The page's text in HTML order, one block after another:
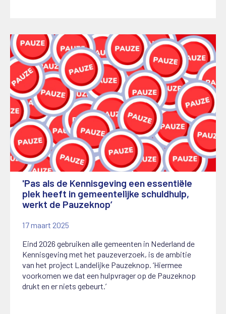
'Pas als de Kennisgeving een essentiële
plek heeft in gemeentelijke schuldhulp,
werkt de Pauzeknop’
17 maart 2025
Eind 2026 gebruiken alle gemeenten in Nederland de
Kennisgeving met het pauzeverzoek, is de ambitie
van het project Landelijke Pauzeknop. ‘Hiermee
voorkomen we dat een hulpvrager op de Pauzeknop
drukt en er niets gebeurt.’